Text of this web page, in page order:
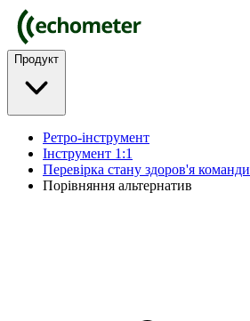
Продукт
Ретро-інструмент
Інструмент 1:1
Перевірка стану здоров'я команди
Порівняння альтернатив